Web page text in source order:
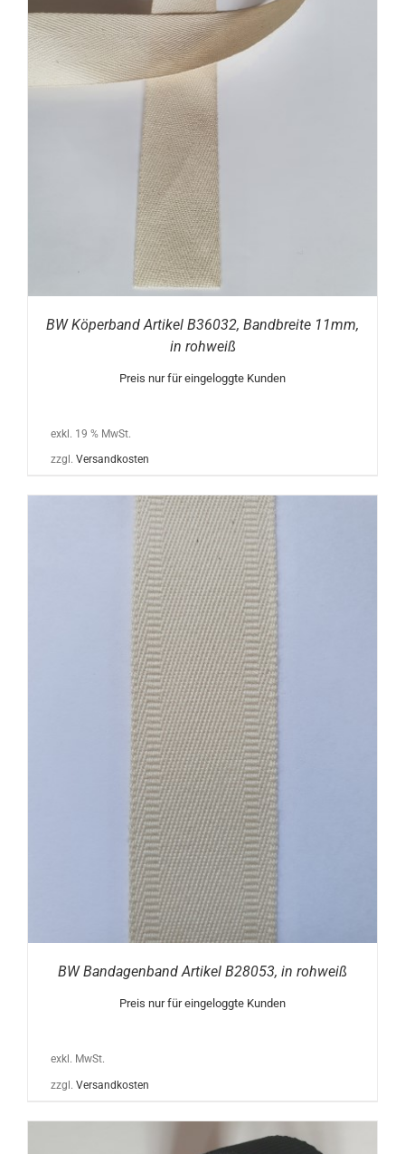
BW Köperband Artikel B36032, Bandbreite 11mm,
in rohweiß
Preis nur für eingeloggte Kunden
exkl. 19 % MwSt.
zzgl. Versandkosten
BW Bandagenband Artikel B28053, in rohweiß
Preis nur für eingeloggte Kunden
exkl. MwSt.
zzgl. Versandkosten